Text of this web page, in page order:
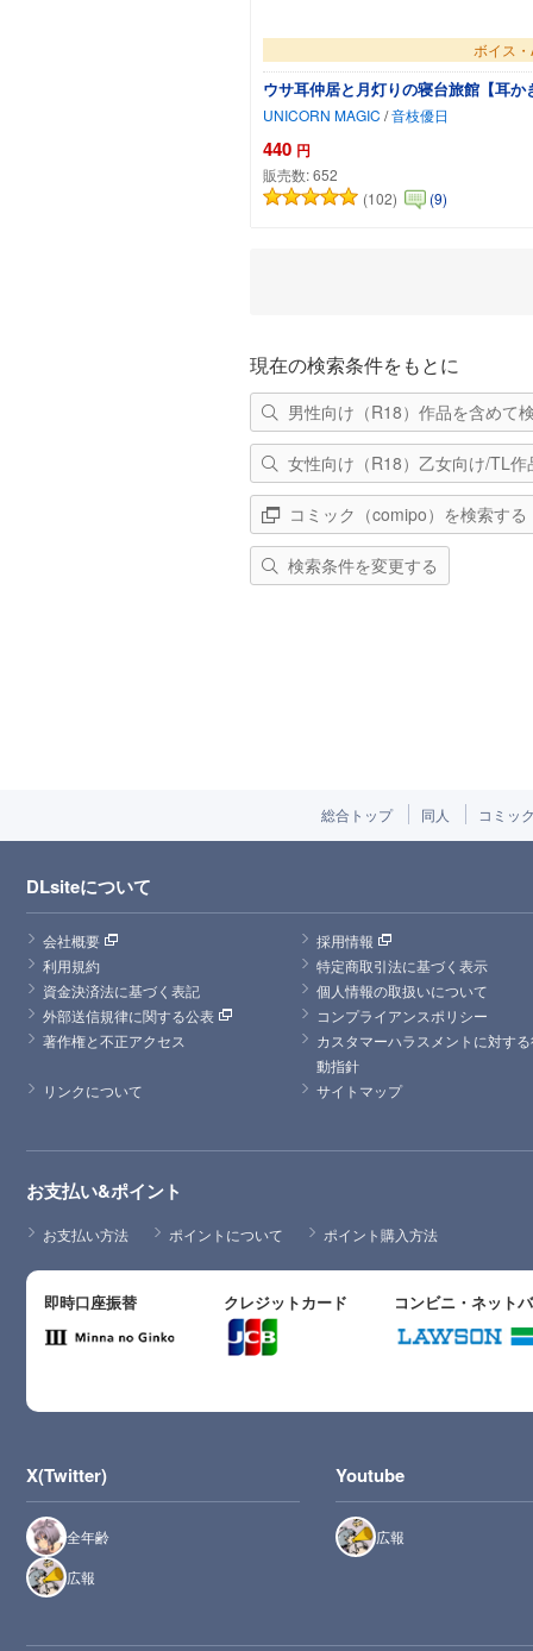
ボイス
ウサ耳仲居と月灯りの寝台旅館【耳
UNICORN MAGIC /音枝優日
440 円
販売数:652
(102)
(9)
現在の検索条件をもとに
男性向け（R18）作品を含めて
女性向け（R18）乙女向け/TL作
コミック（comipo）を検索する
検索条件を変更する
総合トップ 同人 コミッ
DLsiteについて
会社概要
採用情報
利用規約
特定商取引法に基づく表示
資金決済法に基づく表記
個人情報の取扱いについて
外部送信規律に関する公表
コンプライアンスポリシー
著作権と不正アクセス
カスタマーハラスメントに対す
動指針
リンクについて
サイトマップ
お支払い&ポイント
お支払い方法 ポイントについて ポイント購入方法
即時口座振替 クレジットカード コンビニ・ネット
X(Twitter)
全年齢
広報
Youtube
広報